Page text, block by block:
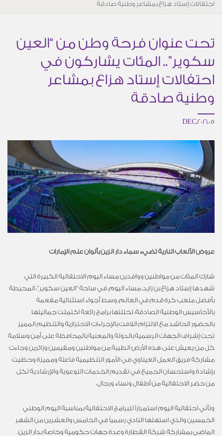
احتفالات إستاد هزاع بمشاعر وطنية صادقة
تحت عنوان فرحة وطن من “العين
سكوير”.. المئات يشاركون في
احتفالات إستاد هزاع بمشاعر
وطنية صادقة
05.DEC.2021
عروض الألعاب النارية تضيء سماء دار الزين بألوان علم الإمارات
شارك المئات من مواطنين ووافدين مساء اليوم الاحتفالية الكبيرة التي
شهدها إستاد هزاع بن زايد، مساء اليوم، في ساحة “العين سكوير”، المحيطة
بأفضل ملعب كرة قدم في العالم، وسط أجواء استثنائية مفعمة
بالأحاسيس الوطنية الصادقة، تخللتها برامج رائعة اكتملت جماليتها
بالحضور الحاشد مع الالتزام اللافت بالإجراءات الاحترازية والتنظيم المميز
تحت إشراف الجهات الرسمية بالدولة والمعنية بالمحافظة على أمن وسلامة
كل من يعيش على هذه الأرض الطيبة من مواطنين ومقيمين وزائرين وجاءت
مشاركة فريق العمل العيناوي في الأمور التنظيمية فاعلة ومميزة وحظيت
بإشادة واستحسان الجميع في تقديم الخدمات التوعوية والإرشادية لكل
من حضر الاحتفالية من أطفال ونساء ورجال.
وتأتي احتفالية اليوم استمراراً للبرامج الاحتفالية بمناسبة اليوم الوطني
الخمسين والذي استهلها النادي رسمياً في الخامس والعشرين من الشهر
الماضي بمشاركة شركة القطارة وعدة جهات حكومية وخاصة بدار الزين.